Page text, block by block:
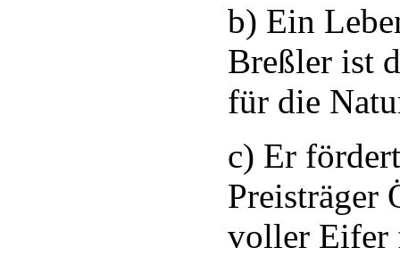
b) Ein
Breßler ist
für die
c) Er
Preisträger
voller Eifer